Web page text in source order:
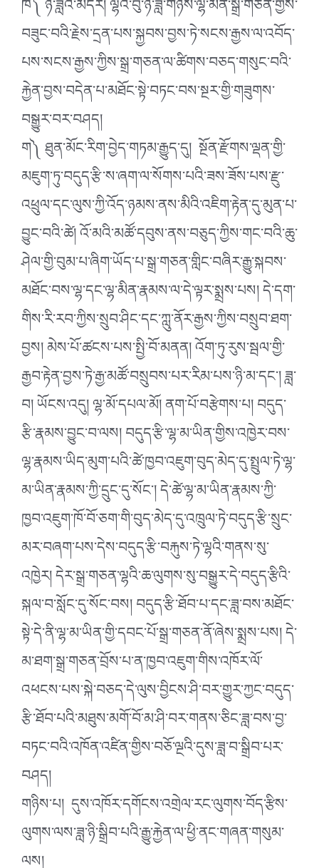
ཁ༽ ཉི་ཟླའི་མདོར། ལྷའི་བུ་ཉི་ཟླ་གཉིས་ལྷ་མིན་སྒྲ་གཅན་གྱིས་
བཟུང་བའི་རྗེས་དྲན་པས་སྐྱབས་བྱས་ཏེ་སངས་རྒྱས་ལ་འབོད་
པས་སངས་རྒྱས་ཀྱིས་སྒྲ་གཅན་ལ་ཚིགས་བཅད་གསུང་བའི་
རྐྱེན་བྱས་བདེན་པ་མཐོང་སྟེ་བཏང་བས་སྔར་གྱི་གཟུགས་
བསྒྱུར་བར་བཤད།
ག༽ ཐུན་མོང་རིག་བྱེད་གཏམ་རྒྱུད་དུ། སྔོན་རྫོགས་ལྡན་གྱི་
མཇུག་ཏུ་བདུད་རྩི་ས་ཞག་ལ་སོགས་པའི་ཟས་ཟོས་པས་རྫུ་
འཕྲུལ་དང་ལུས་ཀྱི་འོད་ཉམས་ནས་མིའི་འཇིག་རྟེན་དུ་མུན་པ་
བྱུང་བའི་ཚེ། འོ་མའི་མཚོ་དབུས་ནས་བཅུད་ཀྱིས་གང་བའི་ཆུ་
ཤེལ་གྱི་བུམ་པ་ཞིག་ཡོད་པ་སྒྲ་གཅན་གླིང་བཞིར་རྒྱུ་སྐབས་
མཐོང་བས་ལྷ་དང་ལྷ་མིན་རྣམས་ལ་དེ་ལྟར་སྨྲས་པས། དེ་དག་
གིས་རི་རབ་ཀྱིས་སྲུབ་ཤིང་དང་ཀླུ་ནོར་རྒྱས་ཀྱིས་བསྲུབ་ཐག་
བྱས། མེས་པོ་ཚངས་པས་སྤྱི་བོ་མནན། འོག་ཏུ་རུས་སྦལ་གྱི་
རྒྱབ་རྟེན་བྱས་ཏེ་རྒྱ་མཚོ་བསྲུབས་པར་རིམ་པས་ཉི་མ་དང༌། ཟླ་
བ། ཡོངས་འདུ། ལྷ་མོ་དཔལ་མོ། ནག་པོ་བརྩེགས་པ། བདུད་
རྩི་རྣམས་བྱུང་བ་ལས། བདུད་རྩི་ལྷ་མ་ཡིན་གྱིས་འཁྱེར་བས་
ལྷ་རྣམས་ཡིད་མུག་པའི་ཚེ་ཁྱབ་འཇུག་བུད་མེད་དུ་སྤྲུལ་ཏེ་ལྷ་
མ་ཡིན་རྣམས་ཀྱི་དྲུང་དུ་སོང༌། དེ་ཚེ་ལྷ་མ་ཡིན་རྣམས་ཀྱི་
ཁྱབ་འཇུག་ཁོ་བོ་ཅག་གི་བུད་མེད་དུ་འཁྲུལ་ཏེ་བདུད་རྩི་སྲུང་
མར་བཞག་པས་དེས་བདུད་རྩི་བརྐུས་ཏེ་ལྷའི་གནས་སུ་
འཁྱེར། དེར་སྒྲ་གཅན་ལྷའི་ཆ་ལུགས་སུ་བསྒྱུར་དེ་བདུད་རྩིའི་
སྐལ་བ་སློང་དུ་སོང་བས། བདུད་རྩི་ཐོབ་པ་དང་ཟླ་བས་མཐོང་
སྟེ་དེ་ནི་ལྷ་མ་ཡིན་གྱི་དབང་པོ་སྒྲ་གཅན་ནོ་ཞེས་སྨྲས་པས། དེ་
མ་ཐག་སྒྲ་གཅན་བྲོས་པ་ན་ཁྱབ་འཇུག་གིས་འཁོར་ལོ་
འཕངས་པས་སྐེ་བཅད་དེ་ལུས་བྱིངས་ཤི་བར་གྱུར་ཀྱང་བདུད་
རྩི་ཐོབ་པའི་མཐུས་མགོ་བོ་མ་ཤི་བར་གནས་ཅིང་ཟླ་བས་བྱ་
བཏང་བའི་འཁོན་འཛིན་གྱིས་བཅོ་ལྔའི་དུས་ཟླ་བ་སྒྲིབ་པར་
བཤད།
གཉིས་པ། དུས་འཁོར་དགོངས་འགྲེལ་རང་ལུགས་བོད་རྩིས་
ལུགས་ལས་ཟླ་ཉི་སྒྲིབ་པའི་རྒྱུ་རྐྱེན་ལ་ཕྱི་ནང་གཞན་གསུམ་